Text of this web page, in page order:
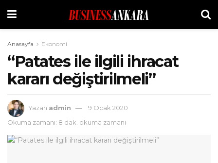
Anasayfa Ekonomi
“Patates ile ilgili ihracat
kararı değiştirilmeli”
Yazan admin
9 Ocak 2020
Okuma zamanı: 8 dak. okuma zamanı